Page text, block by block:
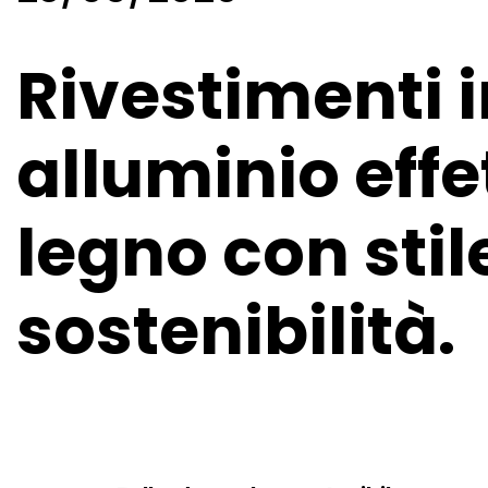
Rivestimenti
alluminio
legno con
sostenibilità.